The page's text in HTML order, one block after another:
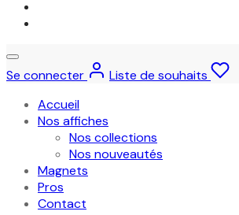
Se connecter
Liste de souhaits
Accueil
Nos affiches
Nos collections
Nos nouveautés
Magnets
Pros
Contact